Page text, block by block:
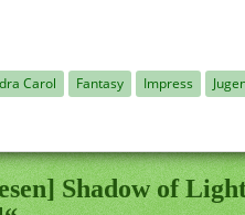
Carol Fantasy Impress
Shadow of